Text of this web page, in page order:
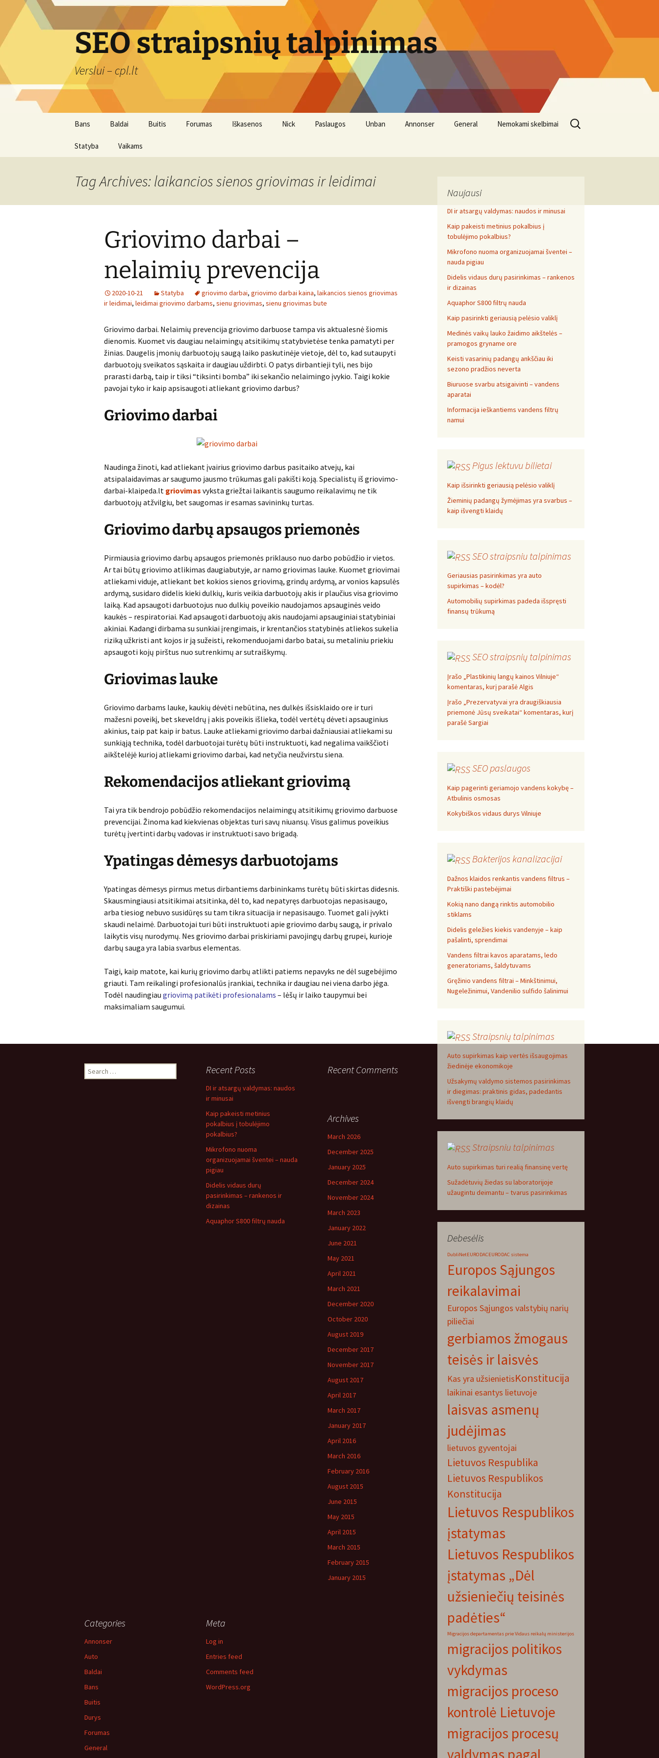
content
SEO straipsnių talpinimas
Verslui – cpl.lt
Bans Baldai Buitis Forumas Iškasenos Nick Paslaugos Unban Annonser General Nemokami skelbimai
Statyba Vaikams
Search
for:
Tag Archives: laikancios sienos griovimas ir leidimai
Griovimo darbai –
nelaimių prevencija
2020-10-21 Statyba griovimo darbai, griovimo darbai kaina, laikancios sienos griovimas
ir leidimai, leidimai griovimo darbams, sienu griovimas, sienu griovimas bute
Griovimo darbai. Nelaimių prevencija griovimo darbuose tampa vis aktualesnė šiomis
dienomis. Kuomet vis daugiau nelaimingų atsitikimų statybvietėse tenka pamatyti per
žinias. Daugelis įmonių darbuotojų saugą laiko paskutinėje vietoje, dėl to, kad sutaupyti
darbuotojų sveikatos sąskaita ir daugiau uždirbti. O patys dirbantieji tyli, nes bijo
prarasti darbą, taip ir tiksi “tiksinti bomba” iki sekančio nelaimingo įvykio. Taigi kokie
pavojai tyko ir kaip apsisaugoti atliekant griovimo darbus?
Griovimo darbai
Naudinga žinoti, kad atliekant įvairius griovimo darbus pasitaiko atvejų, kai
atsipalaidavimas ar saugumo jausmo trūkumas gali pakišti koją. Specialistų iš griovimo-
darbai-klaipeda.lt griovimas vyksta griežtai laikantis saugumo reikalavimų ne tik
darbuotojų atžvilgiu, bet saugomas ir esamas savininkų turtas.
Griovimo darbų apsaugos priemonės
Pirmiausia griovimo darbų apsaugos priemonės priklauso nuo darbo pobūdžio ir vietos.
Ar tai būtų griovimo atlikimas daugiabutyje, ar namo griovimas lauke. Kuomet griovimai
atliekami viduje, atliekant bet kokios sienos griovimą, grindų ardymą, ar vonios kapsulės
ardymą, susidaro didelis kieki dulkių, kuris veikia darbuotojų akis ir plaučius visa griovimo
laiką. Kad apsaugoti darbuotojus nuo dulkių poveikio naudojamos apsauginės veido
kaukės – respiratoriai. Kad apsaugoti darbuotojų akis naudojami apsauginiai statybiniai
akiniai. Kadangi dirbama su sunkiai įrengimais, ir krentančios statybinės atliekos sukelia
riziką užkristi ant kojos ir ją sužeisti, rekomenduojami darbo batai, su metaliniu priekiu
apsaugoti kojų pirštus nuo sutrenkimų ar sutraiškymų.
Griovimas lauke
Griovimo darbams lauke, kaukių dėvėti nebūtina, nes dulkės išsisklaido ore ir turi
mažesni poveikį, bet skeveldrų į akis poveikis išlieka, todėl vertėtų dėveti apsauginius
akinius, taip pat kaip ir batus. Lauke atliekami griovimo darbai dažniausiai atliekami su
sunkiąją technika, todėl darbuotojai turėtų būti instruktuoti, kad negalima vaikščioti
aikštelėjė kurioj atliekami griovimo darbai, kad netyčia neužvirstu siena.
Rekomendacijos atliekant griovimą
Tai yra tik bendrojo pobūdžio rekomendacijos nelaimingų atsitikimų griovimo darbuose
prevencijai. Žinoma kad kiekvienas objektas turi savų niuansų. Visus galimus poveikius
turėtų įvertinti darbų vadovas ir instruktuoti savo brigadą.
Ypatingas dėmesys darbuotojams
Ypatingas dėmesys pirmus metus dirbantiems darbininkams turėtų būti skirtas didesnis.
Skausmingiausi atsitikimai atsitinka, dėl to, kad nepatyręs darbuotojas nepasisaugo,
arba tiesiog nebuvo susidūręs su tam tikra situacija ir nepasisaugo. Tuomet gali įvykti
skaudi nelaimė. Darbuotojai turi būti instruktuoti apie griovimo darbų saugą, ir privalo
laikytis visų nurodymų. Nes griovimo darbai priskiriami pavojingų darbų grupei, kurioje
darbų sauga yra labia svarbus elementas.
Taigi, kaip matote, kai kurių griovimo darbų atlikti patiems nepavyks ne dėl sugebėjimo
griauti. Tam reikalingi profesionalūs įrankiai, technika ir daugiau nei viena darbo jėga.
Todėl naudingiau griovimą patikėti profesionalams – lėšų ir laiko taupymui bei
maksimaliam saugumui.
Naujausi
DI ir atsargų valdymas: naudos ir minusai
Kaip pakeisti metinius pokalbius į
tobulėjimo pokalbius?
Mikrofono nuoma organizuojamai šventei –
nauda pigiau
Didelis vidaus durų pasirinkimas – rankenos
ir dizainas
Aquaphor S800 filtrų nauda
Kaip pasirinkti geriausią pelėsio valiklį
Medinės vaikų lauko žaidimo aikštelės –
pramogos gryname ore
Keisti vasarinių padangų ankščiau iki
sezono pradžios neverta
Biuruose svarbu atsigaivinti – vandens
aparatai
Informacija ieškantiems vandens filtrų
namui
Pigus lektuvu bilietai
Kaip išsirinkti geriausią pelėsio valiklį
Žieminių padangų žymėjimas yra svarbus –
kaip išvengti klaidų
SEO straipsniu talpinimas
Geriausias pasirinkimas yra auto
supirkimas – kodėl?
Automobilių supirkimas padeda išspręsti
finansų trūkumą
SEO straipsnių talpinimas
Įrašo „Plastikinių langų kainos Vilniuje“
komentaras, kurį parašė Algis
Įrašo „Prezervatyvai yra draugiškiausia
priemonė Jūsų sveikatai“ komentaras, kurį
parašė Sargiai
SEO paslaugos
Kaip pagerinti geriamojo vandens kokybę –
Atbulinis osmosas
Kokybiškos vidaus durys Vilniuje
Bakterijos kanalizacijai
Dažnos klaidos renkantis vandens filtrus –
Praktiški pastebėjimai
Kokią nano dangą rinktis automobilio
stiklams
Didelis geležies kiekis vandenyje – kaip
pašalinti, sprendimai
Vandens filtrai kavos aparatams, ledo
generatoriams, šaldytuvams
Gręžinio vandens filtrai – Minkštinimui,
Nugeležinimui, Vandenilio sulfido šalinimui
Straipsnių talpinimas
Auto supirkimas kaip vertės išsaugojimas
žiedinėje ekonomikoje
Užsakymų valdymo sistemos pasirinkimas
ir diegimas: praktinis gidas, padedantis
išvengti brangių klaidų
Straipsniu talpinimas
Auto supirkimas turi realią finansinę vertę
Sužadėtuvių žiedas su laboratorijoje
užaugintu deimantu – tvarus pasirinkimas
Debesėlis
DubliNetEURODACEURODAC sistema
Europos Sąjungos
reikalavimai
Europos Sąjungos valstybių narių
piliečiai
gerbiamos žmogaus
teisės ir laisvės
Kas yra užsienietisKonstitucija
laikinai esantys lietuvoje
laisvas asmenų
judėjimas
lietuvos gyventojai
Lietuvos Respublika
Lietuvos Respublikos
Konstitucija
Lietuvos Respublikos
įstatymas
Lietuvos Respublikos
įstatymas „Dėl
užsieniečių teisinės
padėties“
Migracijos departamentas prie Vidaus reikalų ministerijos
migracijos politikos
vykdymas
migracijos proceso
kontrolė Lietuvoje
migracijos procesų
valdymas pagal
Search
for:
Recent Posts
DI ir atsargų valdymas: naudos
ir minusai
Kaip pakeisti metinius
pokalbius į tobulėjimo
pokalbius?
Mikrofono nuoma
organizuojamai šventei – nauda
pigiau
Didelis vidaus durų
pasirinkimas – rankenos ir
dizainas
Aquaphor S800 filtrų nauda
Recent Comments
Archives
March 2026
December 2025
January 2025
December 2024
November 2024
March 2023
January 2022
June 2021
May 2021
April 2021
March 2021
December 2020
October 2020
August 2019
December 2017
November 2017
August 2017
April 2017
March 2017
January 2017
April 2016
March 2016
February 2016
August 2015
June 2015
May 2015
April 2015
March 2015
February 2015
January 2015
Categories
Annonser
Auto
Baldai
Bans
Buitis
Durys
Forumas
General
Meta
Log in
Entries feed
Comments feed
WordPress.org